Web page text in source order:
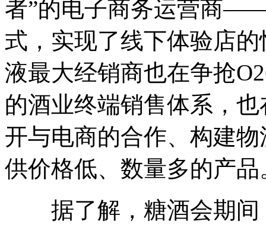
者”的电子商务运营商
式，实现了线下体验店
液最大经销商也在争抢
的酒业终端销售体系，
开与电商的合作、构建
供价格低、数量多的产品
据了解，糖酒会期间